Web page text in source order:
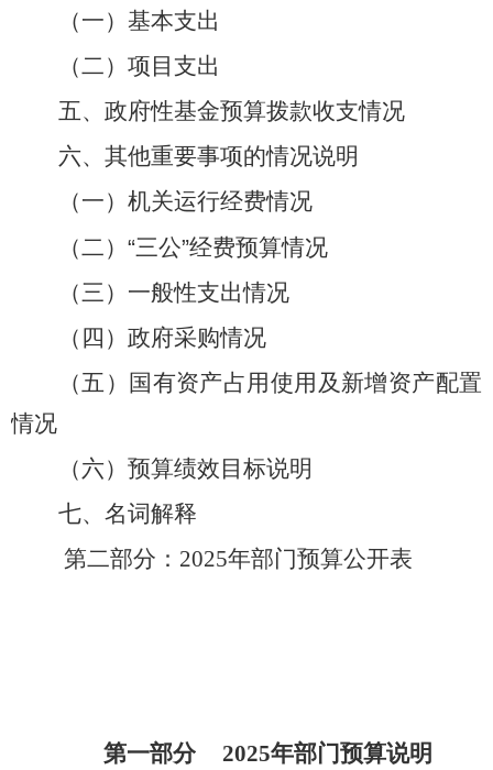
（一）基本支出
（二）项目支出
五、政府性基金预算拨款收支情况
六、其他重要事项的情况说明
（一）机关运行经费情况
（二） “三公”经费预算情况
（三）一般性支出情况
（四）政府采购情况
（五）国有资产占用使用及新增资产配置
情况
（六）预算绩效目标说明
七、名词解释
第二部分：2025年部门预算公开表
第一部分 2025年部门预算说明